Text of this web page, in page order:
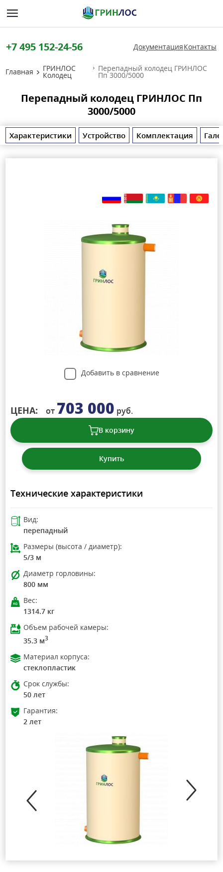
+7 495 152-24-56 ДокументацияКонтакты
Главная ГРИНЛОС
Колодец
Перепадный колодец ГРИНЛОС
Пп 3000/5000
Перепадный колодец ГРИНЛОС Пп
3000/5000
Характеристики Устройство Комплектация
Добавить в сравнение
ЦЕНА: от 703 000 руб.
В корзину
Купить
Технические характеристики
Вид:
перепадный
Размеры (высота / диаметр):
5/3 м
Диаметр горловины:
800 мм
Вес:
1314.7 кг
Объем рабочей камеры:
35.3 м3
Материал корпуса:
стеклопластик
Срок службы:
50 лет
Гарантия:
2 лет